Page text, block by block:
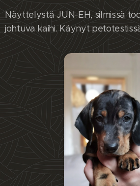
Näyttelystä JUN-EH, silmissä
johtuva kaihi. Käynyt